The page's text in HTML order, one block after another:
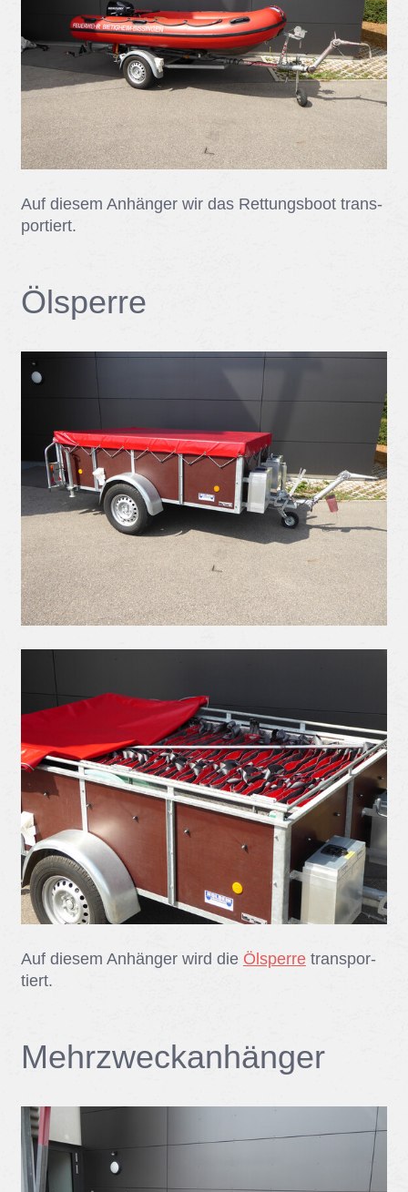
Auf die­sem An­hän­ger wir das Ret­tungs­boot trans­
por­tiert.
Ölsper­re
Auf die­sem An­hän­ger wird die Ölsperretrans­por­
tiert.
Mehr­zweck­an­hän­ger